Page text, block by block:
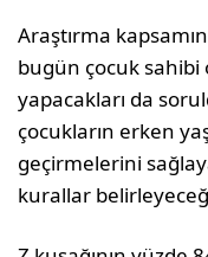
Araştırma
bugün çocuk sahibi
yapacakları da
çocukların erken
geçirmelerini
kurallar